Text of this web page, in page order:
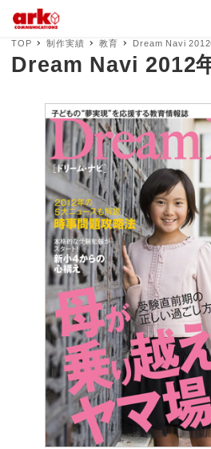
TOP 制作実績 教育 Dream Navi
Dream Navi 2012